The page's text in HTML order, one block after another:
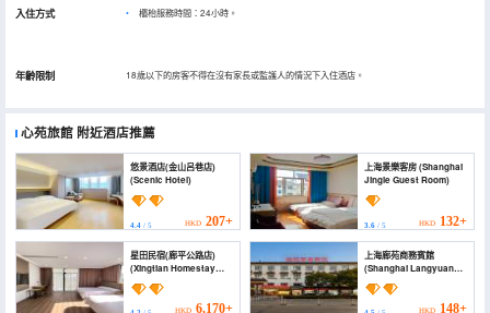
入住方式 櫃枱服務時間：24小時。
年齡限制 18歲以下的房客不得在沒有家長或監護人的情況下入住酒店。
心苑旅館 附近酒店推薦
悠景酒店(金山呂巷店)
(Scenic Hotel)
4.4 / 5 HKD 207+
上海景樂客房 (Shanghai
Jingle Guest Room)
3.6/ 5 HKD 132+
星田民宿(廊平公路店)
(Xingtian Homestay
(Langping Highway))
HKD 6,170+
上海廊苑商務賓館
(Shanghai Langyuan
Business Hotel)
HKD 148+